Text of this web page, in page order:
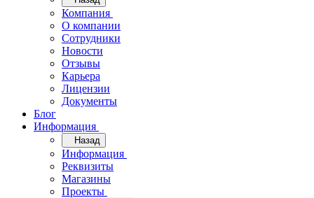
Компания
О компании
Сотрудники
Новости
Отзывы
Карьера
Лицензии
Документы
Блог
Информация
Назад
Информация
Реквизиты
Магазины
Проекты